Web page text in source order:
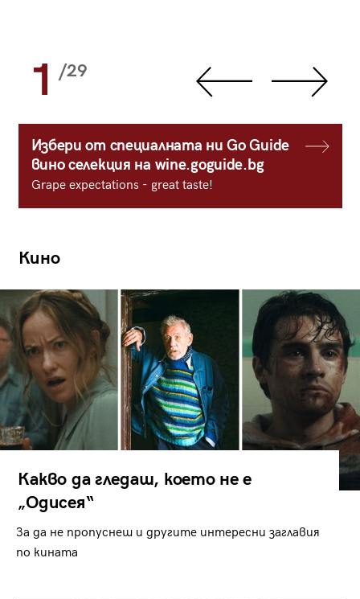
1 /29
Избери от специалната ни Go Guide
вино селекция на wine.goguide.bg
Grape expectations - great taste!
Кино
Какво да гледаш, което не е
„Одисея“
За да не пропуснеш и другите интересни заглавия
по кината